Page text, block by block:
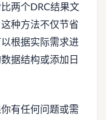
两个DRC结果文
种方法不仅节省
根据实际需求进
据结构或添加日
有任何问题或需